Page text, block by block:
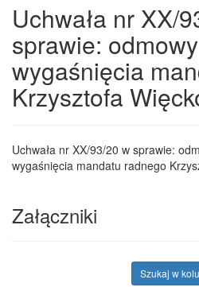
Uchwała nr XX/
sprawie:
wygaśnięcia
Krzysztofa
Uchwała nr XX/93/20 w sprawie:
wygaśnięcia mandatu radnego
Załączniki
Szukaj w